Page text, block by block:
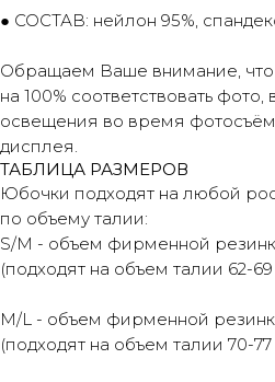
● СОСТАВ: нейлон 95%,
Обращаем Ваше внимание,
на 100% соответствовать
освещения во время
дисплея.
ТАБЛИЦА РАЗМЕРОВ
Юбочки подходят на любой
по объему талии:
S/M - объем фирменной
(подходят на объем талии 62-
M/L - объем фирменной
(подходят на объем талии 70-